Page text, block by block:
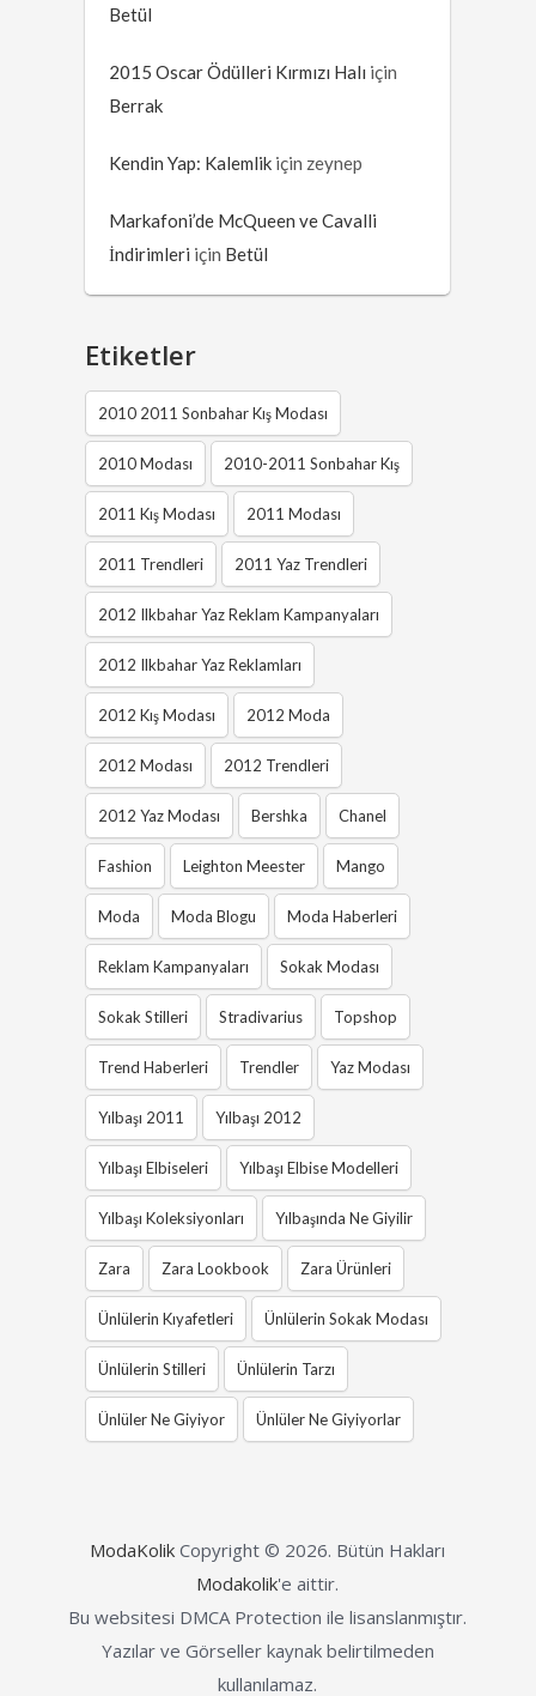
Betül
2015 Oscar Ödülleri Kırmızı Halı için
Berrak
Kendin Yap: Kalemlik için zeynep
Markafoni’de McQueen ve Cavalli
İndirimleri için Betül
Etiketler
2010 2011 Sonbahar Kış Modası
2010 Modası 2010-2011 Sonbahar Kış
2011 Kış Modası 2011 Modası
2011 Trendleri 2011 Yaz Trendleri
2012 Ilkbahar Yaz Reklam Kampanyaları
2012 Ilkbahar Yaz Reklamları
2012 Kış Modası 2012 Moda
2012 Modası 2012 Trendleri
2012 Yaz Modası Bershka Chanel
Fashion Leighton Meester Mango
Moda Moda Blogu Moda Haberleri
Reklam Kampanyaları Sokak Modası
Sokak Stilleri Stradivarius Topshop
Trend Haberleri Trendler Yaz Modası
Yılbaşı 2011 Yılbaşı 2012
Yılbaşı Elbiseleri Yılbaşı Elbise Modelleri
Yılbaşı Koleksiyonları Yılbaşında Ne Giyilir
Zara Zara Lookbook Zara Ürünleri
Ünlülerin Kıyafetleri Ünlülerin Sokak Modası
Ünlülerin Stilleri Ünlülerin Tarzı
Ünlüler Ne Giyiyor Ünlüler Ne Giyiyorlar
ModaKolik Copyright © 2026. Bütün Hakları
Modakolik'e aittir.
Bu websitesi DMCA Protection ile lisanslanmıştır.
Yazılar ve Görseller kaynak belirtilmeden
kullanılamaz.